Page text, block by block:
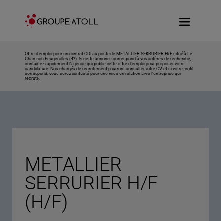
Offre d’emploi pour un contrat CDI au poste de METALLIER SERRURIER H/F situé à Le
Chambon-Feugerolles (42). Si cette annonce correspond à vos critères de recherche,
contactez rapidement l’agence qui publie cette offre d’emploi pour proposer votre
candidature. Nos chargés de recrutement pourront consulter votre CV et si votre profil
correspond, vous serez contacté pour une mise en relation avec l’entreprise qui
recrute.
METALLIER
SERRURIER H/F
(H/F)